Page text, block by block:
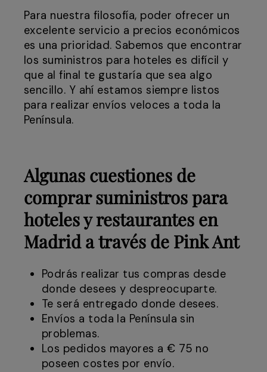
Para nuestra filosofía, poder ofrecer un
excelente servicio a precios económicos
es una prioridad. Sabemos que encontrar
los suministros para hoteles es difícil y
que al final te gustaría que sea algo
sencillo. Y ahí estamos siempre listos
para realizar envíos veloces a toda la
Península.
Algunas cuestiones de
comprar suministros para
hoteles y restaurantes en
Madrid a través de Pink Ant
Podrás realizar tus compras desde
donde desees y despreocuparte.
Te será entregado donde desees.
Envíos a toda la Península sin
problemas.
Los pedidos mayores a € 75 no
poseen costes por envío.